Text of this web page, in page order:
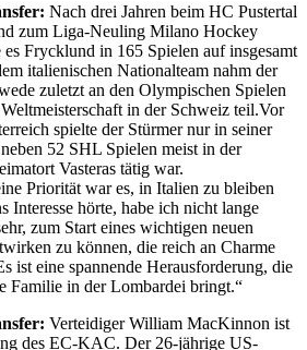
Nach drei Jahren beim HC Pustertal
zum Liga-Neuling Milano Hockey
Frycklund in 165 Spielen auf insgesamt
italienischen Nationalteam nahm der
zuletzt an den Olympischen Spielen
in der Schweiz teil.Vor
spielte der Stürmer nur in seiner
52 SHL Spielen meist in der
Vasteras tätig war.
Priorität war es, in Italien zu bleiben
Interesse hörte, habe ich nicht lange
zum Start eines wichtigen neuen
zu können, die reich an Charme
ist eine spannende Herausforderung, die
Familie in der Lombardei bringt.“
Verteidiger William MacKinnon ist
des EC-KAC. Der 26-jährige US-